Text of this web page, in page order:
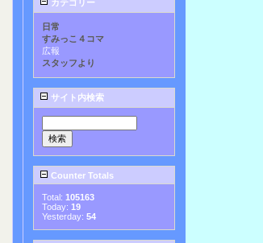
カテゴリー
日常
すみっこ４コマ
広報
スタッフより
サイト内検索
Counter Totals
Total: 105163
Today: 19
Yesterday: 54